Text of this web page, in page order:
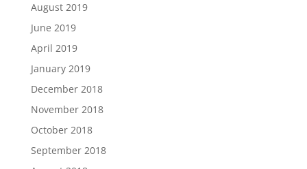
August 2019
June 2019
April 2019
January 2019
December 2018
November 2018
October 2018
September 2018